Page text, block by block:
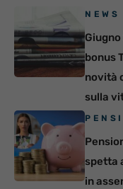
NEWS
bonus
novità
sulla
spetta
in